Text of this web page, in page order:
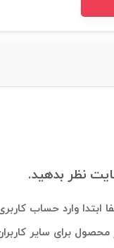
نظر بدهید.
ابتدا وارد حساب
محصول برای سایر